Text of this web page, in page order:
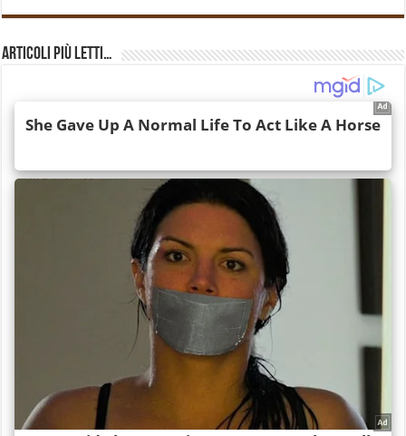
Articoli più Letti…